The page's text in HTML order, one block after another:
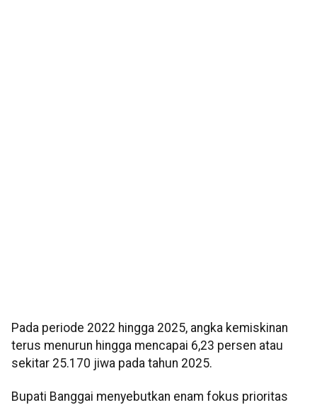
Pada periode 2022 hingga 2025, angka kemiskinan
terus menurun hingga mencapai 6,23 persen atau
sekitar 25.170 jiwa pada tahun 2025.
Bupati Banggai menyebutkan enam fokus prioritas